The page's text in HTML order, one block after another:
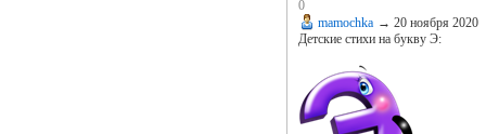
0
mamochka → 20 ноября 2020
Детские стихи на букву Э: